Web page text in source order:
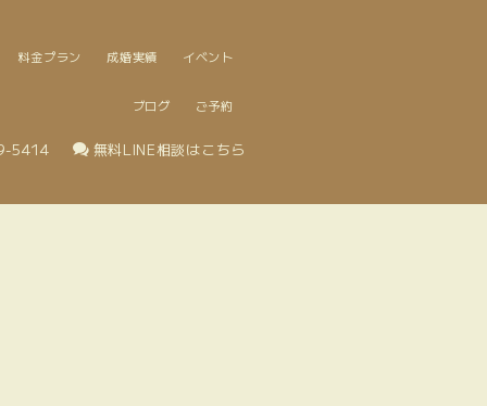
料金プラン 成婚実績 イベント
ブログ ご予約
5414 無料LINE相談はこちら